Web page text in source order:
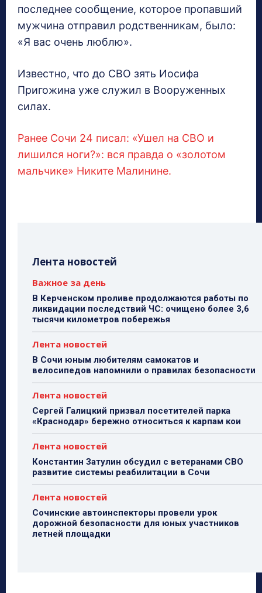
последнее сообщение, которое пропавший
мужчина отправил родственникам, было:
«Я вас очень люблю».
Известно, что до СВО зять Иосифа
Пригожина уже служил в Вооруженных
силах.
Ранее Сочи 24 писал: «Ушел на СВО и
лишился ноги?»: вся правда о «золотом
мальчике» Никите Малинине.
Лента новостей
Важное за день
В Керченском проливе продолжаются работы по
ликвидации последствий ЧС: очищено более 3,6
тысячи километров побережья
Лента новостей
В Сочи юным любителям самокатов и
велосипедов напомнили о правилах безопасности
Лента новостей
Сергей Галицкий призвал посетителей парка
«Краснодар» бережно относиться к карпам кои
Лента новостей
Константин Затулин обсудил с ветеранами СВО
развитие системы реабилитации в Сочи
Лента новостей
Сочинские автоинспекторы провели урок
дорожной безопасности для юных участников
летней площадки